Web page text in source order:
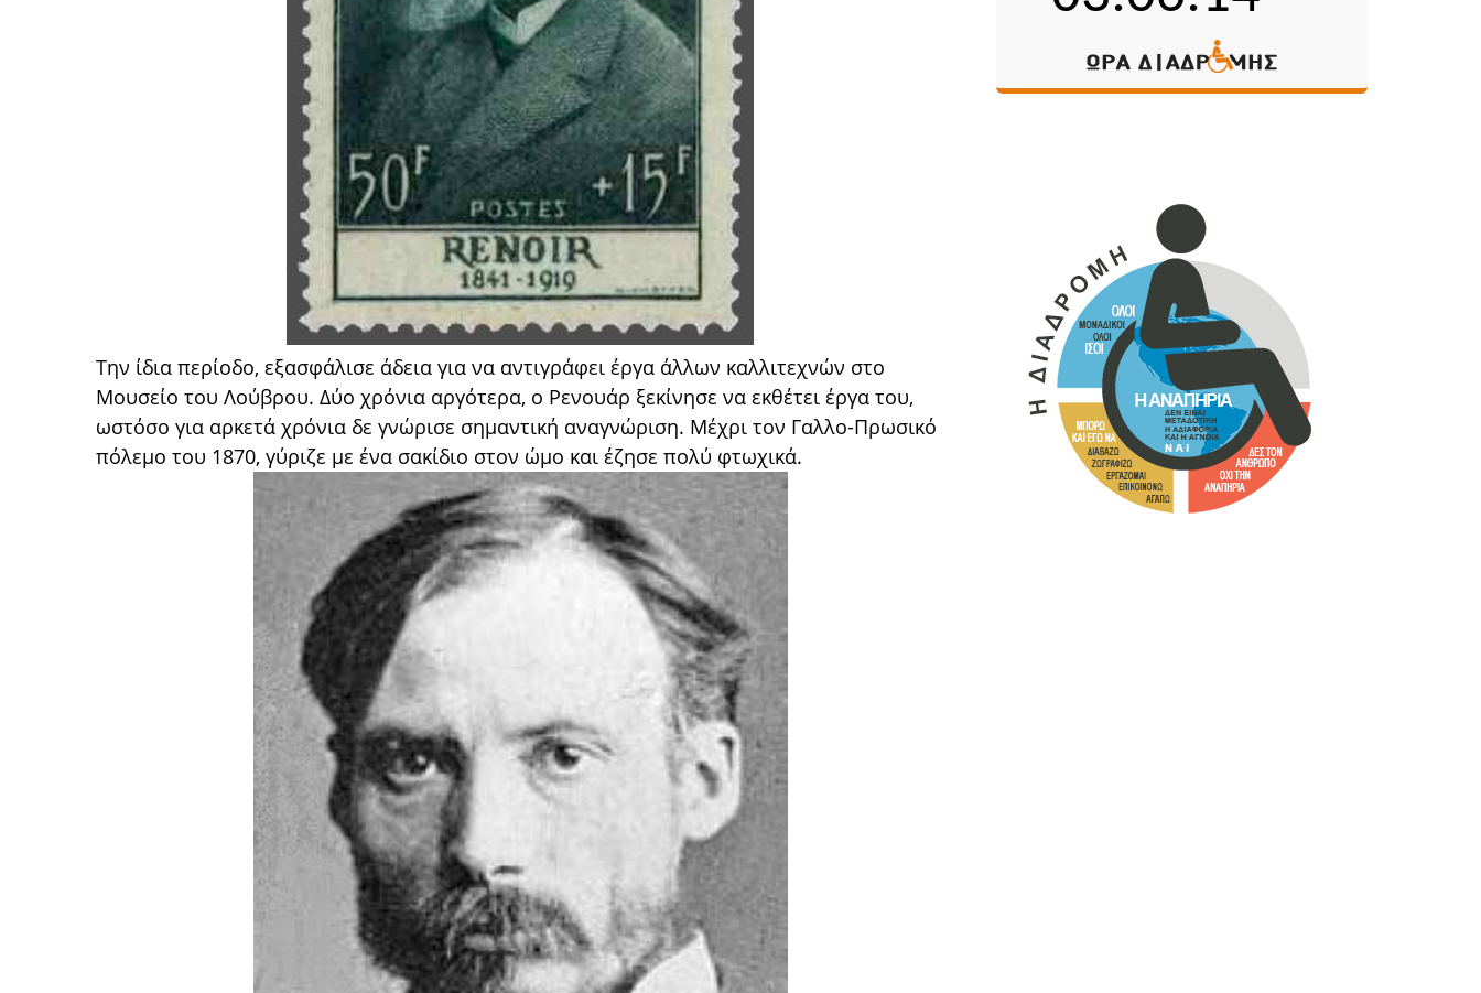
Την ίδια περίοδο, εξασφάλισε άδεια για να αντιγράφει έργα άλλων καλλιτεχνών στο
Μουσείο του Λούβρου. Δύο χρόνια αργότερα, ο Ρενουάρ ξεκίνησε να εκθέτει έργα του,
ωστόσο για αρκετά χρόνια δε γνώρισε σημαντική αναγνώριση. Μέχρι τον Γαλλο-Πρωσικό
πόλεμο του 1870, γύριζε με ένα σακίδιο στον ώμο και έζησε πολύ φτωχικά.